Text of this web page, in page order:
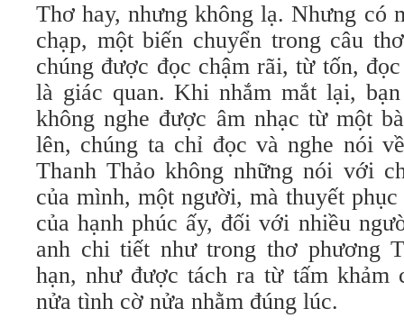
Thơ hay, nhưng không lạ. Nhưng có
chạp, một biến chuyển trong câu
chúng được đọc chậm rãi, từ tốn,
là giác quan. Khi nhắm mắt lại,
không nghe được âm nhạc từ một
lên, chúng ta chỉ đọc và nghe nói
Thanh Thảo không những nói với
của mình, một người, mà thuyết
của hạnh phúc ấy, đối với nhiều
anh chi tiết như trong thơ phương
hạn, như được tách ra từ tấm khảm
nửa tình cờ nửa nhằm đúng lúc.